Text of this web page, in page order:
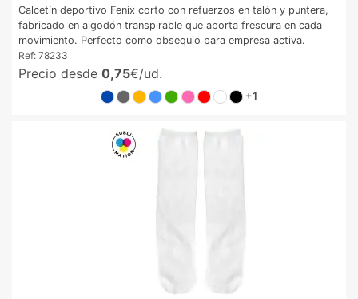
Calcetín deportivo Fenix corto con refuerzos en talón y puntera,
fabricado en algodón transpirable que aporta frescura en cada
movimiento. Perfecto como obsequio para empresa activa.
Ref: 78233
Precio desde 0,75€/ud.
+1